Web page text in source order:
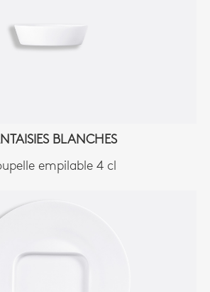
BLANCHES
empilable 4 cl